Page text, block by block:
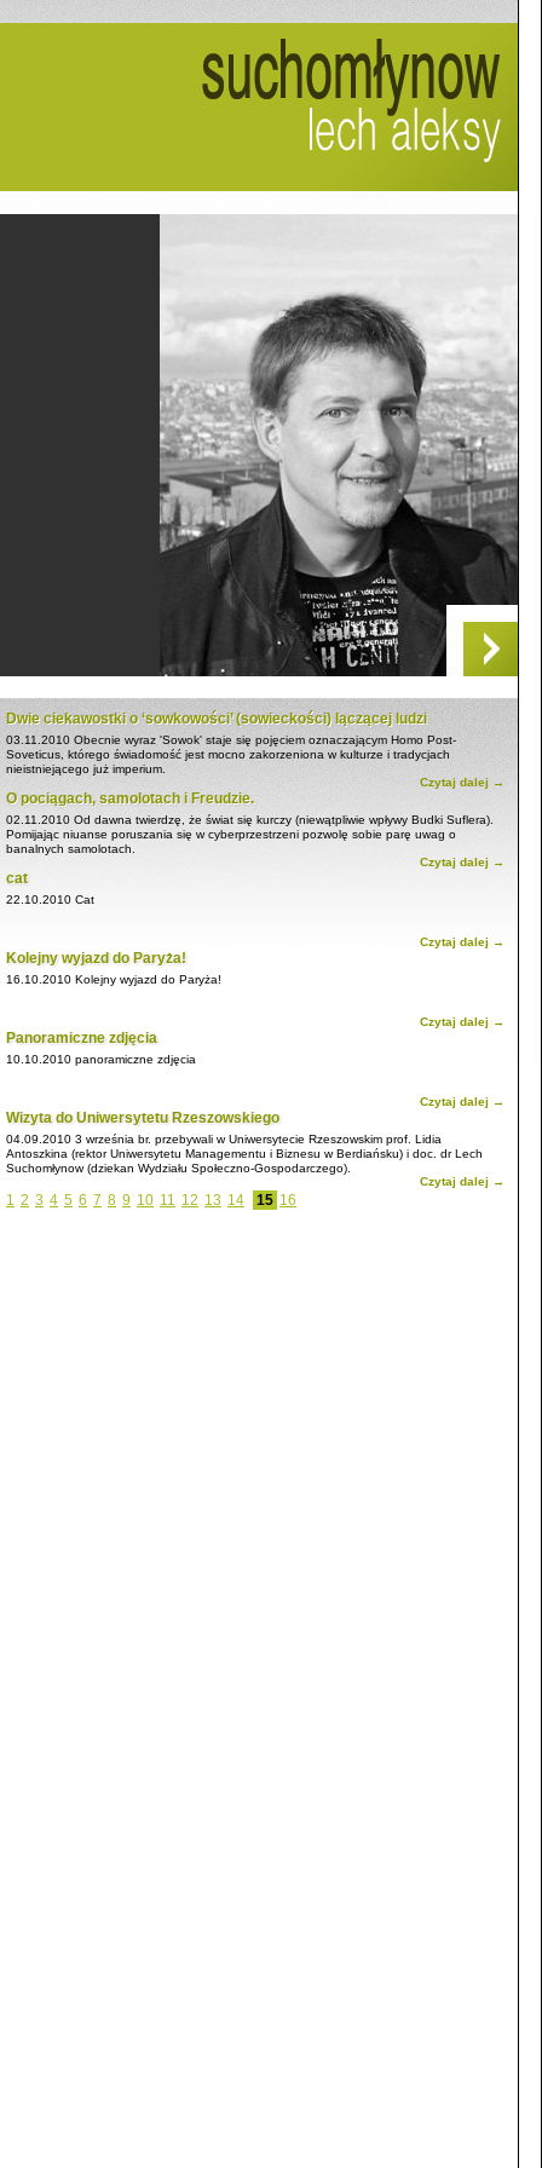
Dwie ciekawostki o ‘sowkowości’ (sowieckości) lączącej ludzi
03.11.2010 Obecnie wyraz 'Sowok' staje się pojęciem oznaczającym Homo Post-
Soveticus, którego świadomość jest mocno zakorzeniona w kulturze i tradycjach
nieistniejącego już imperium.
Czytaj dalej →
O pociągach, samolotach i Freudzie.
02.11.2010 Od dawna twierdzę, że świat się kurczy (niewątpliwie wpływy Budki Suflera).
Pomijając niuanse poruszania się w cyberprzestrzeni pozwolę sobie parę uwag o
banalnych samolotach.
Czytaj dalej →
cat
22.10.2010 Cat
Czytaj dalej →
Kolejny wyjazd do Paryża!
16.10.2010 Kolejny wyjazd do Paryża!
Czytaj dalej →
Panoramiczne zdjęcia
10.10.2010 panoramiczne zdjęcia
Czytaj dalej →
Wizyta do Uniwersytetu Rzeszowskiego
04.09.2010 3 września br. przebywali w Uniwersytecie Rzeszowskim prof. Lidia
Antoszkina (rektor Uniwersytetu Managementu i Biznesu w Berdiańsku) i doc. dr Lech
Suchomłynow (dziekan Wydziału Społeczno-Gospodarczego).
Czytaj dalej →
1 2 3 4 5 6 7 8 9 10 11 12 13 14 15 16